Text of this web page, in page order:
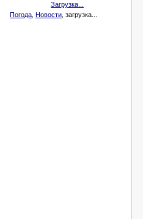
Загрузка...
Погода Новости , загрузка...